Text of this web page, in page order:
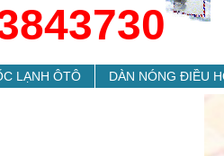
LẠNH ÔTÔ DÀN NÓNG ÐIỀU